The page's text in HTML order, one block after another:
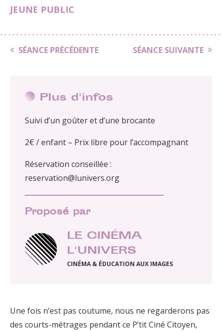
JEUNE PUBLIC
SÉANCE PRÉCÉDENTE SÉANCE SUIVANTE
Plus d'infos
Suivi d’un goûter et d’une brocante
2€ / enfant – Prix libre pour l’accompagnant
Réservation conseillée :
reservation@lunivers.org
Proposé par
LE CINÉMA
L'UNIVERS
CINÉMA & ÉDUCATION AUX IMAGES
Une fois n’est pas coutume, nous ne regarderons pas
des courts-métrages pendant ce P’tit Ciné Citoyen,